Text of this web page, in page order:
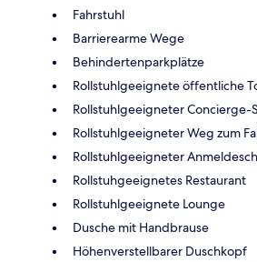
Fahrstuhl
Barrierearme Wege
Behindertenparkplätze
Rollstuhlgeeignete öffentliche
Rollstuhlgeeigneter Concierge-
Rollstuhlgeeigneter Weg zum
Rollstuhlgeeigneter
Rollstuhgeeignetes Restaurant
Rollstuhlgeeignete Lounge
Dusche mit Handbrause
Höhenverstellbarer Duschkopf